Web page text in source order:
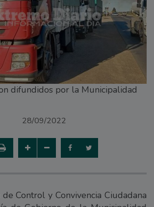
difundidos por la Municipalidad
28/09/2022
Control y Convivencia Ciudadana